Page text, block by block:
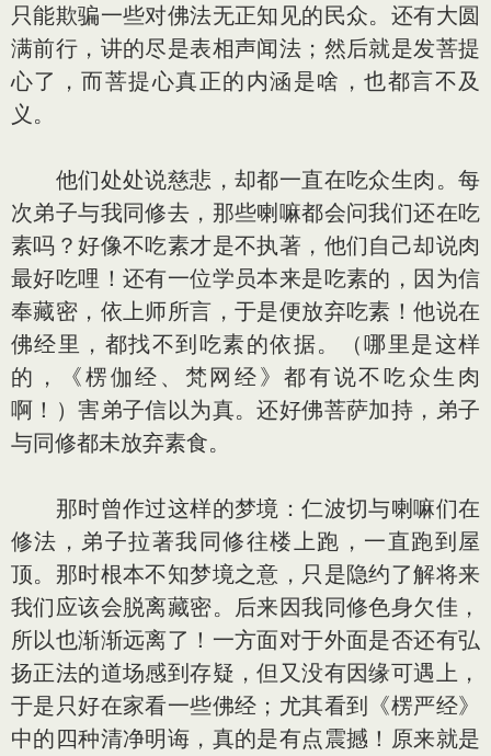
只能欺骗一些对佛法无正知见的民众。还有大圆
满前行，讲的尽是表相声闻法；然后就是发菩提
心了，而菩提心真正的内涵是啥，也都言不及
义。
他们处处说慈悲，却都一直在吃众生肉。每
次弟子与我同修去，那些喇嘛都会问我们还在吃
素吗？好像不吃素才是不执著，他们自己却说肉
最好吃哩！还有一位学员本来是吃素的，因为信
奉藏密，依上师所言，于是便放弃吃素！他说在
佛经里，都找不到吃素的依据。（哪里是这样
的，《楞伽经、梵网经》都有说不吃众生肉
啊！）害弟子信以为真。还好佛菩萨加持，弟子
与同修都未放弃素食。
那时曾作过这样的梦境：仁波切与喇嘛们在
修法，弟子拉著我同修往楼上跑，一直跑到屋
顶。那时根本不知梦境之意，只是隐约了解将来
我们应该会脱离藏密。后来因我同修色身欠佳，
所以也渐渐远离了！一方面对于外面是否还有弘
扬正法的道场感到存疑，但又没有因缘可遇上，
于是只好在家看一些佛经；尤其看到《楞严经》
中的四种清净明诲，真的是有点震撼！原来就是